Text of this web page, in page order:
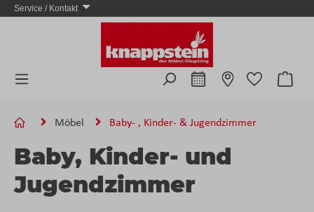
Zum Hauptinhalt springen
Service / Kontakt
Möbel Baby- , Kinder- & Jugendzimmer
Baby, Kinder- und
Jugendzimmer